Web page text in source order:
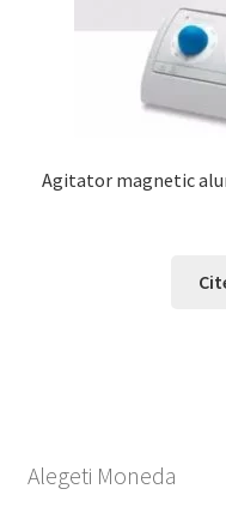
Agitator magnetic
Alegeti Moneda